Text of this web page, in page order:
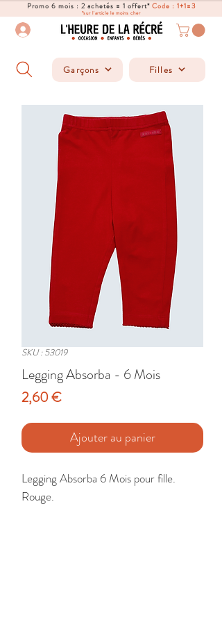
Promo 6 mois : 2 achetés = 1 offert*Code : 1+1=3
*sur l'article le moins cher
Garçons Filles
SKU : 53019
Legging Absorba - 6 Mois
2,60 €Prix
Ajouter au panier
Legging Absorba 6 Mois pour fille.
Rouge.